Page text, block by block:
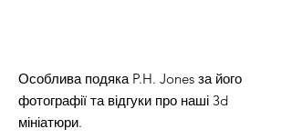
Особлива подяка P.H. Jones за його
фотографії та відгуки про наші 3d
мініатюри.